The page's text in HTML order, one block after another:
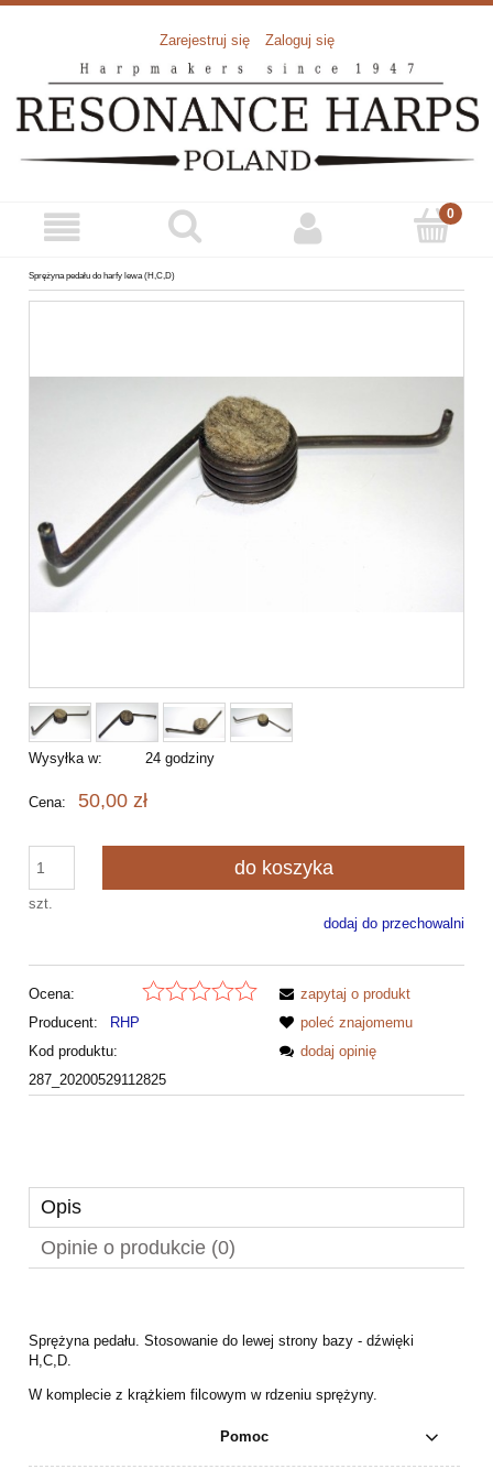
Zarejestruj się Zaloguj się
Sprężyna pedału do harfy lewa (H,C,D)
Wysyłka w: 24 godziny
Cena: 50,00 zł
szt.
do koszyka
dodaj do przechowalni
Ocena:
Producent:
RHP
Kod produktu:
287_20200529112825
zapytaj o produkt
poleć znajomemu
dodaj opinię
Opis
Opinie o produkcie (0)
Sprężyna pedału. Stosowanie do lewej strony bazy - dźwięki
H,C,D.
W komplecie z krążkiem filcowym w rdzeniu sprężyny.
Pomoc